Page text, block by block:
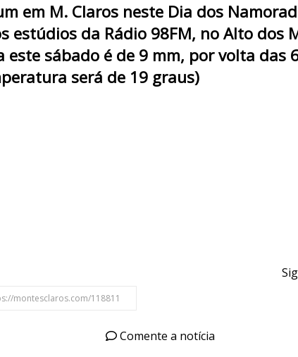
em M. Claros neste Dia dos
estúdios da Rádio 98FM, no Alto dos
este sábado é de 9 mm, por volta das
será de 19 graus)
Comente a notícia